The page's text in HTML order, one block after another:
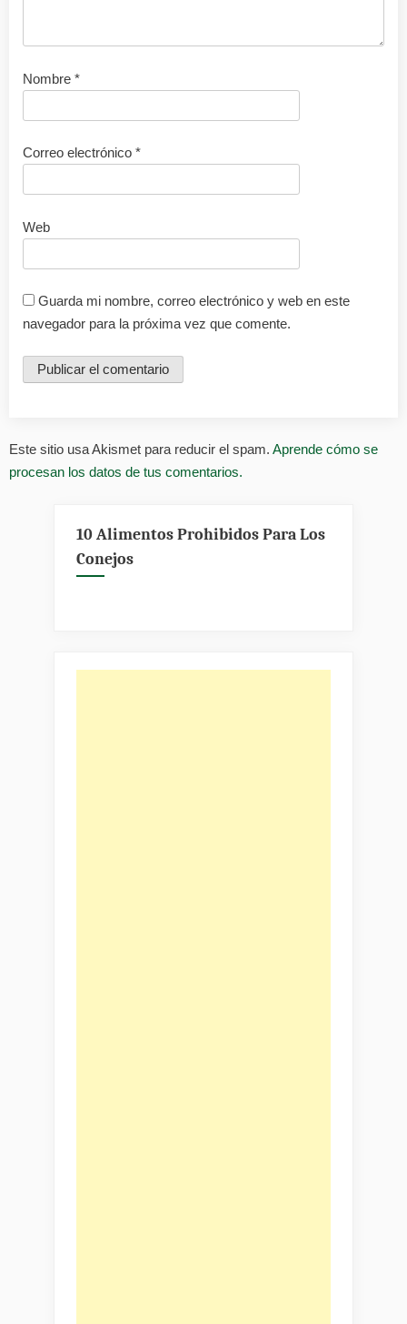
Nombre *
Correo electrónico *
Web
Guarda mi nombre, correo electrónico y web en este
navegador para la próxima vez que comente.
Este sitio usa Akismet para reducir el spam. Aprende cómo se
procesan los datos de tus comentarios.
10 Alimentos Prohibidos Para Los
Conejos